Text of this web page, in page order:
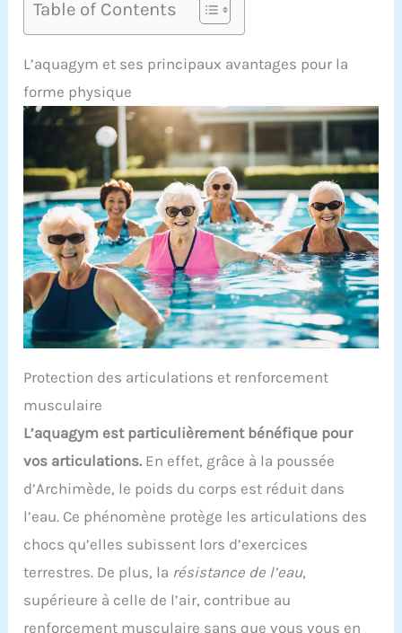
Table of Contents
L’aquagym et ses principaux avantages pour la
forme physique
Protection des articulations et renforcement
musculaire
L’aquagym est particulièrement bénéfique pour
vos articulations. En effet, grâce à la poussée
d’Archimède, le poids du corps est réduit dans
l’eau. Ce phénomène protège les articulations des
chocs qu’elles subissent lors d’exercices
terrestres. De plus, la résistance de l’eau,
supérieure à celle de l’air, contribue au
renforcement musculaire sans que vous vous en